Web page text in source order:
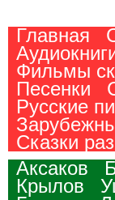
Главная
Фильмы
Песенки
Русские
Сказки
Аксаков
Крылов